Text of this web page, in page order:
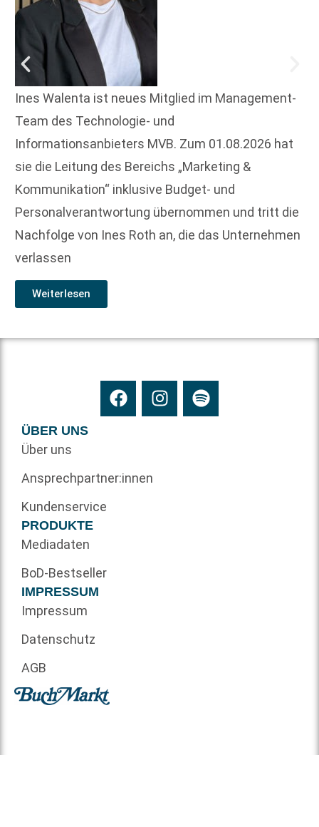
Ines Walenta ist neues Mitglied im Management-
Team des Technologie- und
Informationsanbieters MVB. Zum 01.08.2026 hat
sie die Leitung des Bereichs „Marketing &
Kommunikation“ inklusive Budget- und
Personalverantwortung übernommen und tritt die
Nachfolge von Ines Roth an, die das Unternehmen
verlassen
Weiterlesen
ÜBER UNS
Über uns
Ansprechpartner:innen
Kundenservice
PRODUKTE
Mediadaten
BoD-Bestseller
IMPRESSUM
Impressum
Datenschutz
AGB